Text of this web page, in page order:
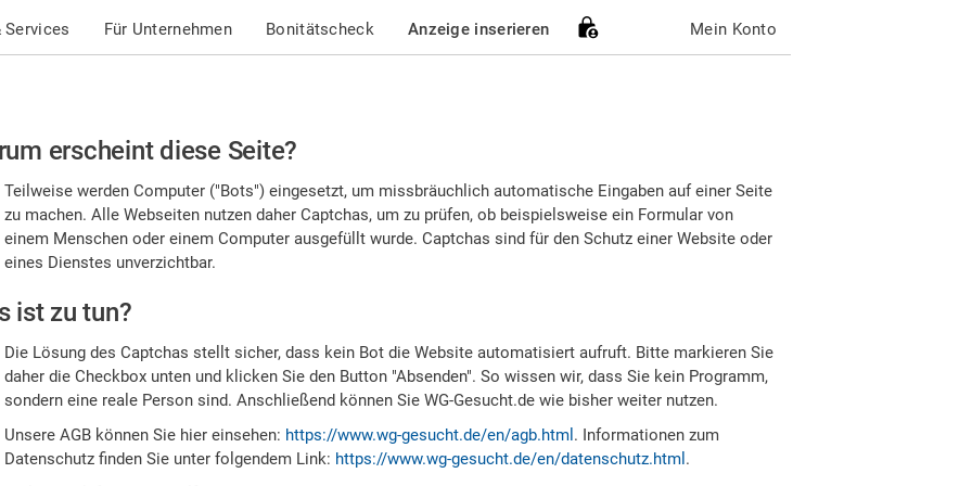
Services Für Unternehmen Bonitätscheck Anzeige inserieren Mein Konto
erscheint diese Seite?
Teilweise werden Computer ("Bots") eingesetzt, um missbräuchlich automatische Eingaben auf einer Seite
zu machen. Alle Webseiten nutzen daher Captchas, um zu prüfen, ob beispielsweise ein Formular von
einem Menschen oder einem Computer ausgefüllt wurde. Captchas sind für den Schutz einer Website oder
eines Dienstes unverzichtbar.
ist zu tun?
Die Lösung des Captchas stellt sicher, dass kein Bot die Website automatisiert aufruft. Bitte markieren Sie
daher die Checkbox unten und klicken Sie den Button "Absenden". So wissen wir, dass Sie kein Programm,
sondern eine reale Person sind. Anschließend können Sie WG-Gesucht.de wie bisher weiter nutzen.
Unsere AGB können Sie hier einsehen: https://www.wg-gesucht.de/en/agb.html . Informationen zum
Datenschutz finden Sie unter folgendem Link: https://www.wg-gesucht.de/en/datenschutz.html .